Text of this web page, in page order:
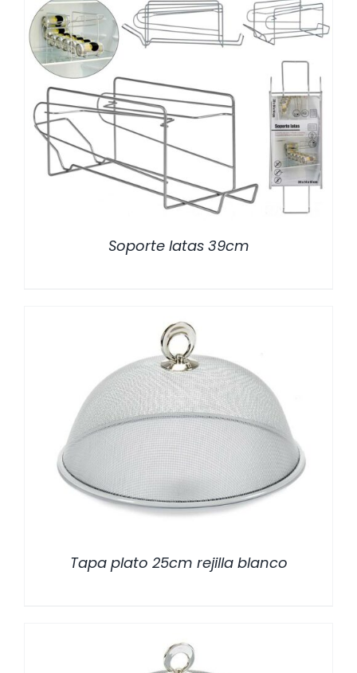
/ DETALLES
Soporte latas 39cm
/ DETALLES
Tapa plato 25cm rejilla blanco